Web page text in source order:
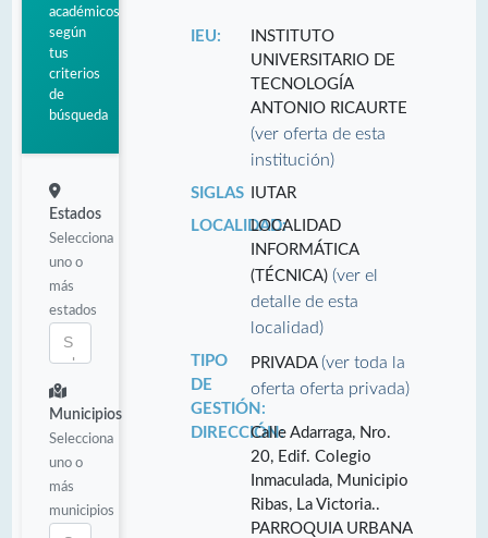
académicos
según
tus
criterios
de
búsqueda
Estados
Selecciona
uno o
más
estados
Municipios
Selecciona
uno o
más
municipios
IEU:
INSTITUTO
UNIVERSITARIO DE
TECNOLOGÍA
ANTONIO RICAURTE
(ver oferta de esta
institución)
SIGLAS
IUTAR
LOCALIDAD:LOCALIDAD
INFORMÁTICA
(TÉCNICA)(ver el
detalle de esta
localidad)
TIPO
DE
GESTIÓN:
PRIVADA(ver toda la
oferta oferta privada)
DIRECCIÓN:Calle Adarraga, Nro.
20, Edif. Colegio
Inmaculada, Municipio
Ribas, La Victoria..
PARROQUIA URBANA